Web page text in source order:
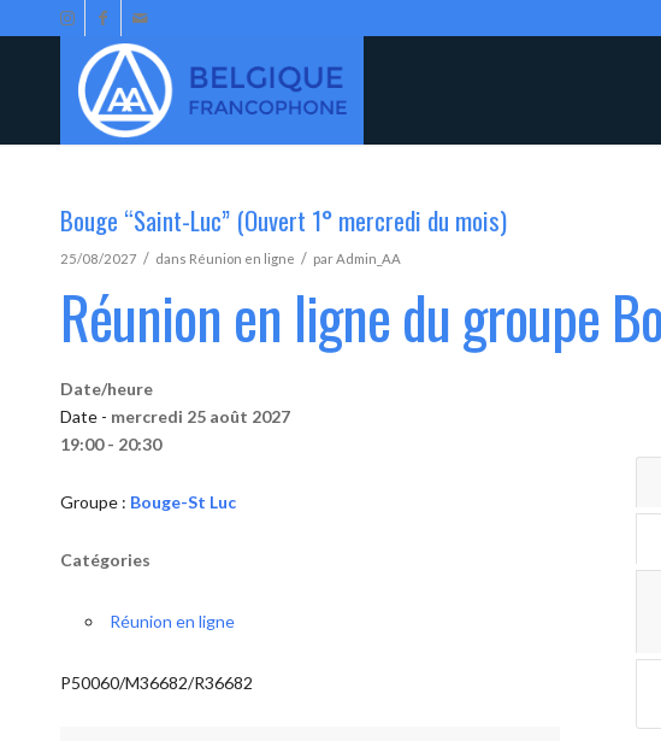
Bouge “Saint-Luc” (Ouvert 1° mercredi du mois)
25/08/2027 / dans Réunion en ligne / parAdmin_AA
Réunion en ligne du groupe
Date/heure
Date - mercredi 25 août 2027
19:00 - 20:30
Groupe : Bouge-St Luc
Catégories
Réunion en ligne
P50060/M36682/R36682